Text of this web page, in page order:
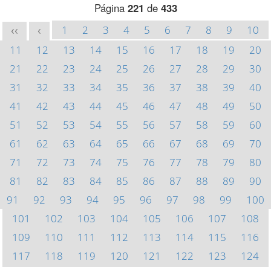
Página 221 de 433
<< < 1 2 3 4 5 6 7 8 9
10
11
12 13 14 15 16 17 18 19
20
21
22 23 24 25 26 27 28 29
30
31
32 33 34 35 36 37 38 39
40
41
42 43 44 45 46 47 48 49
50
51
52 53 54 55 56 57 58 59
60
61
62 63 64 65 66 67 68 69
70
71
72 73 74 75 76 77 78 79
80
81
82 83 84 85 86 87 88 89
90
91
92 93 94 95 96 97 98 99
100
101
102 103 104 105 106 107
108
109
110 111 112 113 114 115
116
117
118 119 120 121 122 123
124